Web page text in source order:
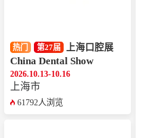
热门 第27届 上海口腔展
China Dental Show
2026.10.13-10.16
上海市
61792人浏览